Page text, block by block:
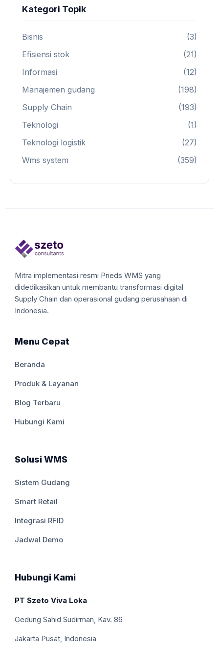
Kategori Topik
Bisnis
(3)
Efisiensi stok
(21)
Informasi
(12)
Manajemen gudang
(198)
Supply Chain
(193)
Teknologi
(1)
Teknologi logistik
(27)
Wms system
(359)
Mitra implementasi resmi Prieds WMS yang
didedikasikan untuk membantu transformasi digital
Supply Chain dan operasional gudang perusahaan di
Indonesia.
Menu Cepat
Beranda
Produk & Layanan
Blog Terbaru
Hubungi Kami
Solusi WMS
Sistem Gudang
Smart Retail
Integrasi RFID
Jadwal Demo
Hubungi Kami
PT Szeto Viva Loka
Gedung Sahid Sudirman, Kav. 86
Jakarta Pusat, Indonesia